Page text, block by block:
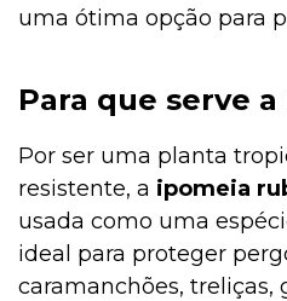
uma ótima opção para
Para que serve a
Por ser uma planta
resistente, a ipomeia
usada como uma
ideal para proteger
caramanchões, treliças,